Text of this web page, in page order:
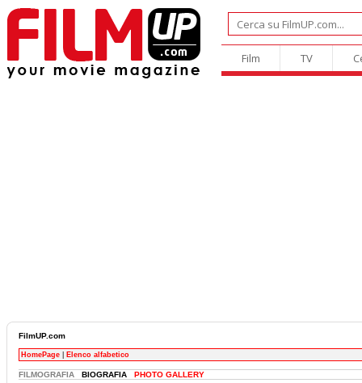
Film TV
FilmUP.com
HomePage Elenco alfabetico
FILMOGRAFIA BIOGRAFIA PHOTO GALLERY